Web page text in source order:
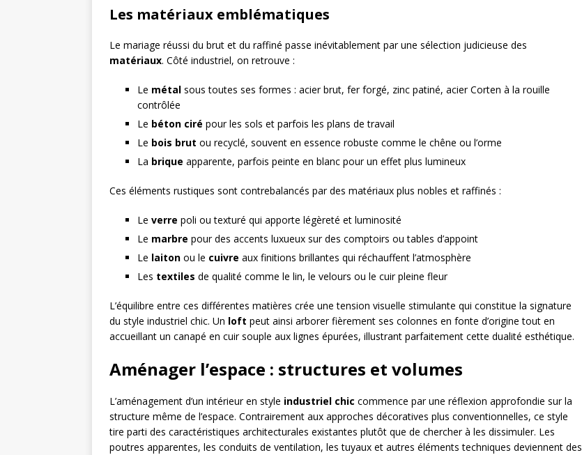
Les matériaux emblématiques
Le mariage réussi du brut et du raffiné passe inévitablement par une sélection judicieuse des
matériaux. Côté industriel, on retrouve :
Le métal sous toutes ses formes : acier brut, fer forgé, zinc patiné, acier Corten à la rouille
contrôlée
Le béton ciré pour les sols et parfois les plans de travail
Le bois brut ou recyclé, souvent en essence robuste comme le chêne ou l’orme
La brique apparente, parfois peinte en blanc pour un effet plus lumineux
Ces éléments rustiques sont contrebalancés par des matériaux plus nobles et raffinés :
Le verre poli ou texturé qui apporte légèreté et luminosité
Le marbre pour des accents luxueux sur des comptoirs ou tables d’appoint
Le laiton ou le cuivre aux finitions brillantes qui réchauffent l’atmosphère
Les textiles de qualité comme le lin, le velours ou le cuir pleine fleur
L’équilibre entre ces différentes matières crée une tension visuelle stimulante qui constitue la signature
du style industriel chic. Un loft peut ainsi arborer fièrement ses colonnes en fonte d’origine tout en
accueillant un canapé en cuir souple aux lignes épurées, illustrant parfaitement cette dualité esthétique.
Aménager l’espace : structures et volumes
L’aménagement d’un intérieur en style industriel chic commence par une réflexion approfondie sur la
structure même de l’espace. Contrairement aux approches décoratives plus conventionnelles, ce style
tire parti des caractéristiques architecturales existantes plutôt que de chercher à les dissimuler. Les
poutres apparentes, les conduits de ventilation, les tuyaux et autres éléments techniques deviennent des